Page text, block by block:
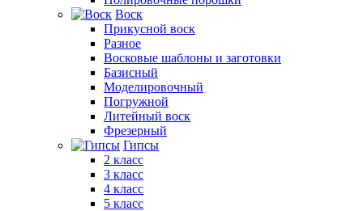
Воск
Прикусной воск
Разное
Восковые шаблоны и заготовки
Базисный
Моделировочный
Погружной
Литейный воск
Фрезерный
Гипсы
2 класс
3 класс
4 класс
5 класс